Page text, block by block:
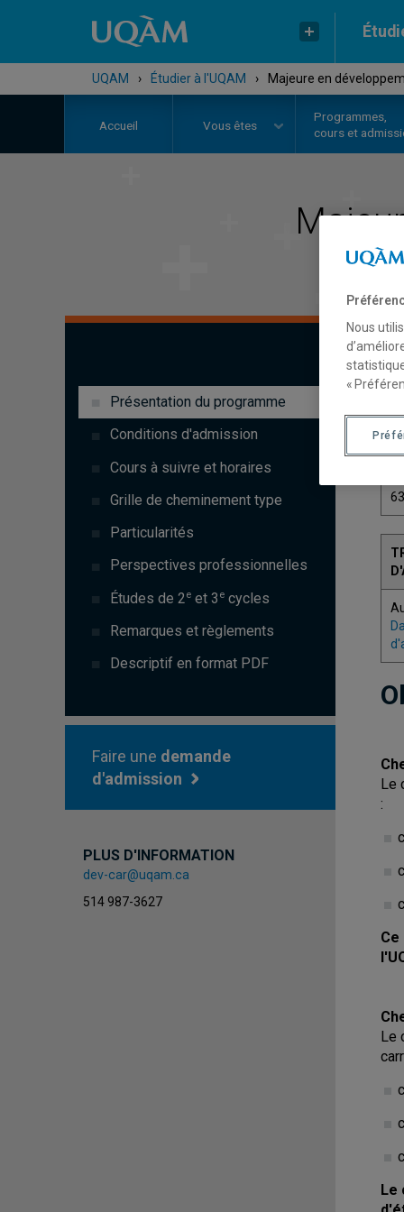
UQAM › Étudier à l'UQAM › Majeure en
Accueil Vous êtes
Programmes,
cours et
Présentation du programme
Conditions d'admission
Cours à suivre et horaires
Grille de cheminement type
Particularités
Perspectives professionnelles
Études de 2 e et 3 e cycles
Remarques et règlements
Descriptif en format PDF
Faire une demande
d'admission
PLUS D'INFORMATION
dev-car@uqam.ca
514 987-3627
Le
:
Le
Le
Nous
«